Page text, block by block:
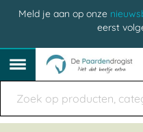
Meld je aan op onze
eerst